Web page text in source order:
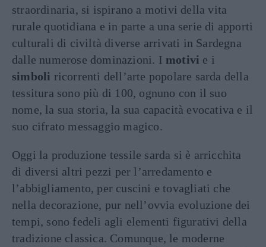
straordinaria, si ispirano a motivi della vita
rurale quotidiana e in parte a una serie di apporti
culturali di civiltà diverse arrivati in Sardegna
dalle numerose dominazioni. I motivi e i
simboli ricorrenti dell’arte popolare sarda della
tessitura sono più di 100, ognuno con il suo
nome, la sua storia, la sua capacità evocativa e il
suo cifrato messaggio magico.
Oggi la produzione tessile sarda si è arricchita
di diversi altri pezzi per l’arredamento e
l’abbigliamento, per cuscini e tovagliati che
nella decorazione, pur nell’ovvia evoluzione dei
tempi, sono fedeli agli elementi figurativi della
tradizione classica. Comunque, le moderne